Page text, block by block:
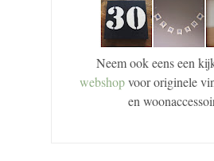
Neem ook eens een
webshopvoor originele
en